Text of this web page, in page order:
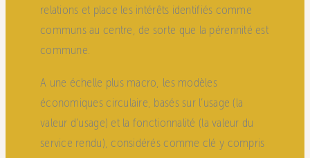
relations et place les intérêts identifiés comme
communs au centre, de sorte que la pérennité est
commune.
A une échelle plus macro, les modèles
économiques circulaire, basés sur l’usage (la
valeur d’usage) et la fonctionnalité (la valeur du
service rendu), considérés comme clé y compris